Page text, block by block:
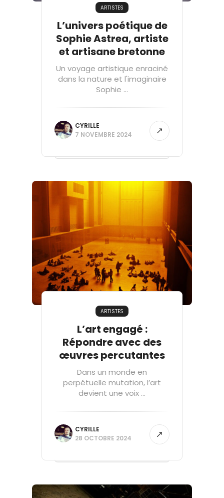
ARTISTES
L’univers poétique de
Sophie Astrea, artiste
et artisane bretonne
Un voyage artistique enraciné
dans la nature et l'imaginaire
Sophie ...
CYRILLE
7 NOVEMBRE 2024
ARTISTES
L’art engagé :
Répondre avec des
œuvres percutantes
Dans un monde en
perpétuelle mutation, l’art
devient une voix ...
CYRILLE
28 OCTOBRE 2024